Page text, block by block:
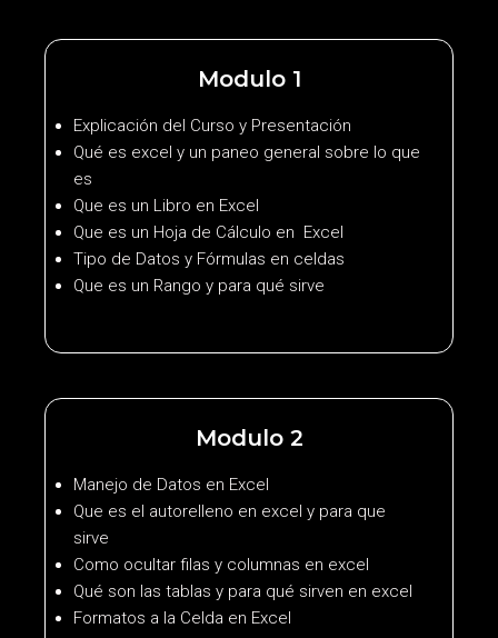
Modulo 1
Explicación del Curso y Presentación
Qué es excel y un paneo general sobre lo que
es
Que es un Libro en Excel
Que es un Hoja de Cálculo en Excel
Tipo de Datos y Fórmulas en celdas
Que es un Rango y para qué sirve
Modulo 2
Manejo de Datos en Excel
Que es el autorelleno en excel y para que
sirve
Como ocultar filas y columnas en excel
Qué son las tablas y para qué sirven en excel
Formatos a la Celda en Excel